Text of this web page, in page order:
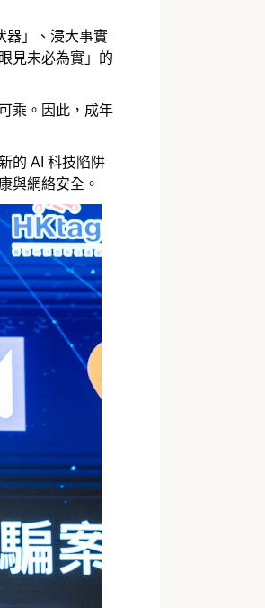
器」、浸大事實
見未必為實」的
乘。因此，成年
的 AI 科技陷阱
與網絡安全。